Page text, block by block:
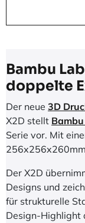
Bambu
doppelte
Der neue 3D
X2D stellt
Serie vor. Mit
Der X2D
Designs und
für strukturelle
Design-Highlight